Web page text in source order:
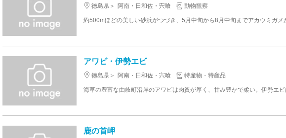
徳島県 阿南・日和佐・宍喰
動物観察
アワビ・伊勢エビ
徳島県 阿南・日和佐・宍喰
特産物・特産品
海草の豊富な由岐町沿岸のアワビは肉質が厚く、甘み豊かで柔い。伊勢エビ
鹿の首岬